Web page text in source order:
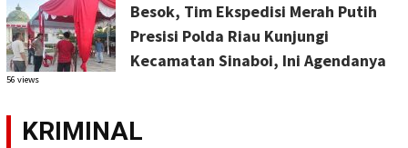
Besok, Tim Ekspedisi Merah Putih
Presisi Polda Riau Kunjungi
Kecamatan Sinaboi, Ini Agendanya
56 views
KRIMINAL